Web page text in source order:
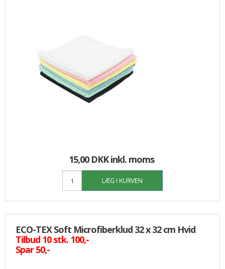
15,00 DKKinkl. moms
ECO-TEX Soft Microfiberklud 32 x 32 cm Hvid
Tilbud 10 stk. 100,-
Spar 50,-